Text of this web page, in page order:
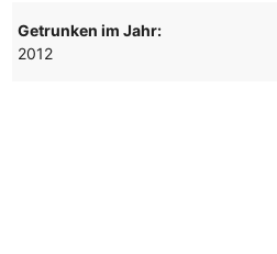
Getrunken im Jahr:
2012